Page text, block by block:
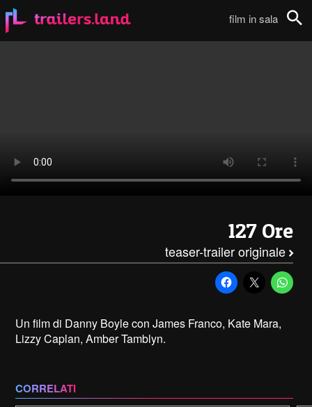
film in sala
127 Ore
teaser-trailer originale
Un film di Danny Boyle con James Franco, Kate Mara,
Lizzy Caplan, Amber Tamblyn.
CORRELATI